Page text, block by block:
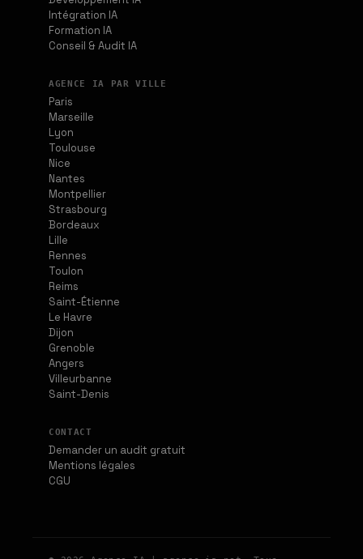
Intégration IA
Formation IA
Conseil & Audit IA
AGENCE IA PAR VILLE
Paris
Marseille
Lyon
Toulouse
Nice
Nantes
Montpellier
Strasbourg
Bordeaux
Lille
Rennes
Toulon
Reims
Saint-Étienne
Le Havre
Dijon
Grenoble
Angers
Villeurbanne
Saint-Denis
CONTACT
Demander un audit gratuit
Mentions légales
CGU